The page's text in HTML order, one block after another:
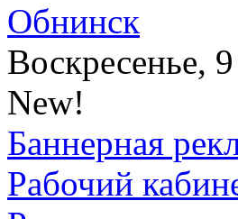
Обнинск
Воскресенье, 9
New!
Баннерная
Рабочий